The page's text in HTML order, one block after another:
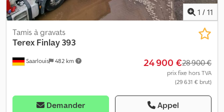
1 / 11
Saarlouis 482 km
Tamis à gravats
Terex Finlay 393
24 900 €28 900 €
prix fixe hors TVA
(29 631 € brut)
Demander Appel